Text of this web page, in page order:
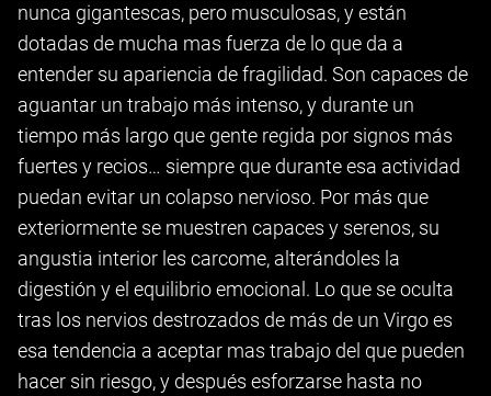
nunca gigantescas, pero musculosas, y están
dotadas de mucha mas fuerza de lo que da a
entender su apariencia de fragilidad. Son capaces de
aguantar un trabajo más intenso, y durante un
tiempo más largo que gente regida por signos más
fuertes y recios… siempre que durante esa actividad
puedan evitar un colapso nervioso. Por más que
exteriormente se muestren capaces y serenos, su
angustia interior les carcome, alterándoles la
digestión y el equilibrio emocional. Lo que se oculta
tras los nervios destrozados de más de un Virgo es
esa tendencia a aceptar mas trabajo del que pueden
hacer sin riesgo, y después esforzarse hasta no